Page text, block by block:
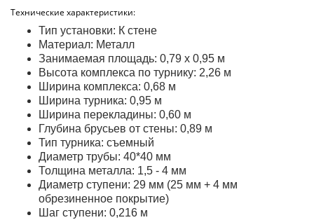
Технические характеристики:
Тип установки: К стене
Материал: Металл
Занимаемая площадь: 0,79 х 0,95 м
Высота комплекса по турнику: 2,26 м
Ширина комплекса: 0,68 м
Ширина турника: 0,95 м
Ширина перекладины: 0,60 м
Глубина брусьев от стены: 0,89 м
Тип турника: съемный
Диаметр трубы: 40*40 мм
Толщина металла: 1,5 - 4 мм
Диаметр ступени: 29 мм (25 мм + 4 мм
обрезиненное покрытие)
Шаг ступени: 0,216 м